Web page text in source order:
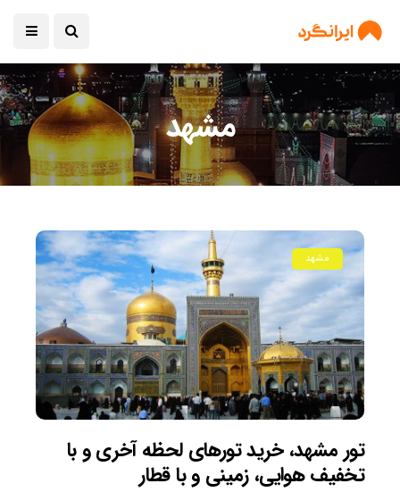
مشهد
مشهد
تور مشهد، خرید تورهای لحظه آخری و با
تخفیف هوایی، زمینی و با قطار